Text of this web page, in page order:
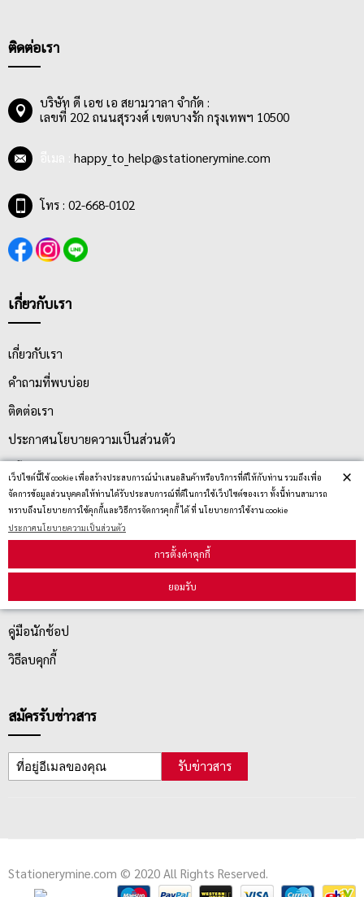
เว็ปไซต์นี้ใช้ cookie เพื่อสร้างประสบการณ์นำเสนอสินค้าหรือบริการที่ดีให้กับท่าน รวมถึงเพื่อ
จัดการข้อมูลส่วนบุคคลให้ท่านได้รับประสบการณ์ที่ดีในการใช้เว็ปไซต์ของเรา ทั้งนี้ท่านสามารถ
ทราบถึงนโยบายการใช้คุกกี้และวิธีการจัดการคุกกี้ ได้ ที่ นโยบายการใช้งาน cookie
ประกาศนโยบายความเป็นส่วนตัว
การตั้งค่าคุกกี้
ยอมรับ
×
ติดต่อเรา
บริษัท ดี เอช เอ สยามวาลา จำกัด :
เลขที่ 202 ถนนสุรวงศ์ เขตบางรัก กรุงเทพฯ 10500
happy_to_help@stationerymine.com
โทร : 02-668-0102
เกี่ยวกับเรา
เกี่ยวกับเรา
คำถามที่พบบ่อย
ติดต่อเรา
ประกาศนโยบายความเป็นส่วนตัว
นโยบายการจัดส่ง
นโยบายการเปลี่ยน/คืน สินค้า
ตรวจสอบสถานะสินค้า
คู่มือนักช้อป
วิธีลบคุกกี้
สมัครรับข่าวสาร
รับข่าวสาร
Stationerymine.com © 2020 All Rights Reserved.